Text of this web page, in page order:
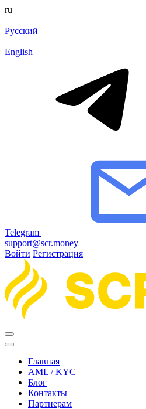
ru
Русский
English
Telegram
support@scr.money
Войти Регистрация
Главная
AML / KYC
Блог
Контакты
Партнерам